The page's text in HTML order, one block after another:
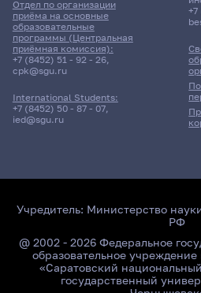
Отдел по организации
приёма на основные
образовательные
программы (Центральная
приёмная комиссия):
+7 (8452) 51 - 92 - 26,
cpk@sgu.ru
International Students:
+7 (8452) 50 - 87 - 07,
ied@sgu.ru
Учредитель: Министерство
РФ
@ 2002 - 2026 Федеральное
образовательное
«Саратовский
государственный